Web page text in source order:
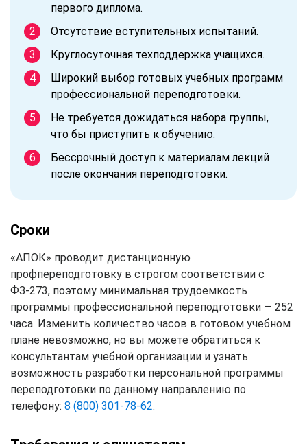
первого диплома.
Отсутствие вступительных испытаний.
Круглосуточная техподдержка учащихся.
Широкий выбор готовых учебных программ
профессиональной переподготовки.
Не требуется дожидаться набора группы,
что бы приступить к обучению.
Бессрочный доступ к материалам лекций
после окончания переподготовки.
Сроки
«АПОК» проводит дистанционную
профпереподготовку в строгом соответствии с
ФЗ-273, поэтому минимальная трудоемкость
программы профессиональной переподготовки — 252
часа. Изменить количество часов в готовом учебном
плане невозможно, но вы можете обратиться к
консультантам учебной организации и узнать
возможность разработки персональной программы
переподготовки по данному направлению по
телефону: 8 (800) 301-78-62.